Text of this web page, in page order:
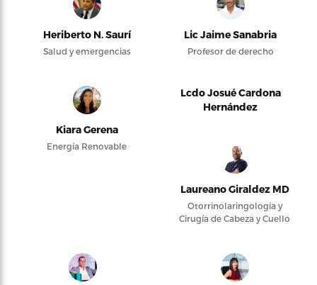
Heriberto N. Saurí
Salud y emergencias
Lic Jaime Sanabria
Profesor de derecho
Kiara Gerena
Energía Renovable
Lcdo Josué Cardona
Hernández
Laureano Giraldez MD
Otorrinolaringología y
Cirugía de Cabeza y Cuello